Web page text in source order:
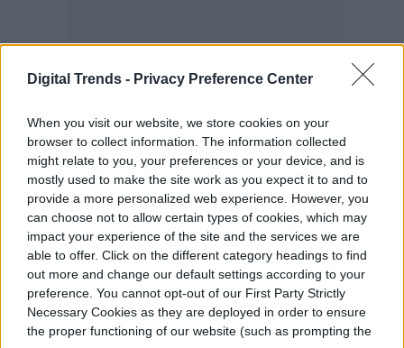
Digital Trends - Privacy Preference Center
When you visit our website, we store cookies on your
browser to collect information. The information collected
might relate to you, your preferences or your device, and is
mostly used to make the site work as you expect it to and to
provide a more personalized web experience. However, you
can choose not to allow certain types of cookies, which may
impact your experience of the site and the services we are
able to offer. Click on the different category headings to find
out more and change our default settings according to your
preference. You cannot opt-out of our First Party Strictly
Necessary Cookies as they are deployed in order to ensure
the proper functioning of our website (such as prompting the